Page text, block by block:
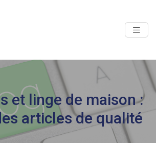
et linge de maison :
articles de qualité